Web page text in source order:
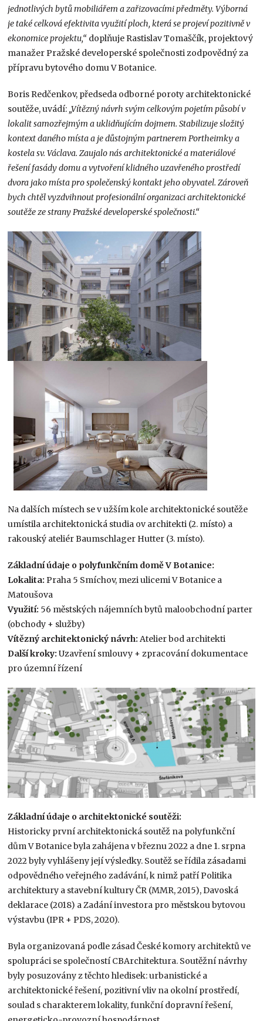
jednotlivých bytů mobiliářem a zařizovacími předměty. Výborná
je také celková efektivita využití ploch, která se projeví pozitivně v
ekonomice projektu,“ doplňuje Rastislav Tomaščík, projektový
manažer Pražské developerské společnosti zodpovědný za
přípravu bytového domu V Botanice.
Boris Redčenkov, předseda odborné poroty architektonické
soutěže, uvádí: „Vítězný návrh svým celkovým pojetím působí v
lokalit samozřejmým a uklidňujícím dojmem. Stabilizuje složitý
kontext daného místa a je důstojným partnerem Portheimky a
kostela sv. Václava. Zaujalo nás architektonické a materiálové
řešení fasády domu a vytvoření klidného uzavřeného prostředí
dvora jako místa pro společenský kontakt jeho obyvatel. Zároveň
bych chtěl vyzdvihnout profesionální organizaci architektonické
soutěže ze strany Pražské developerské společnosti.“
Na dalších místech se v užším kole architektonické soutěže
umístila architektonická studia ov architekti (2. místo) a
rakouský ateliér Baumschlager Hutter (3. místo).
Základní údaje o polyfunkčním domě V Botanice:
Lokalita: Praha 5 Smíchov, mezi ulicemi V Botanice a
Matoušova
Využití: 56 městských nájemních bytů maloobchodní parter
(obchody + služby)
Vítězný architektonický návrh: Atelier bod architekti
Další kroky: Uzavření smlouvy + zpracování dokumentace
pro územní řízení
Základní údaje o architektonické soutěži:
Historicky první architektonická soutěž na polyfunkční
dům V Botanice byla zahájena v březnu 2022 a dne 1. srpna
2022 byly vyhlášeny její výsledky. Soutěž se řídila zásadami
odpovědného veřejného zadávání, k nimž patří Politika
architektury a stavební kultury ČR (MMR, 2015), Davoská
deklarace (2018) a Zadání investora pro městskou bytovou
výstavbu (IPR + PDS, 2020).
Byla organizovaná podle zásad České komory architektů ve
spolupráci se společností CBArchitektura. Soutěžní návrhy
byly posuzovány z těchto hledisek: urbanistické a
architektonické řešení, pozitivní vliv na okolní prostředí,
soulad s charakterem lokality, funkční dopravní řešení,